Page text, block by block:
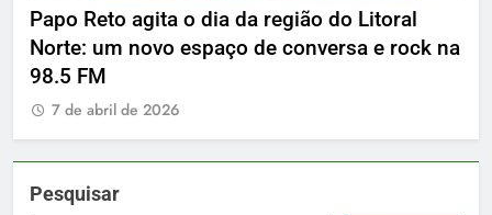
Papo Reto agita o dia da região do Litoral
Norte: um novo espaço de conversa e rock na
98.5 FM
7 de abril de 2026
Pesquisar